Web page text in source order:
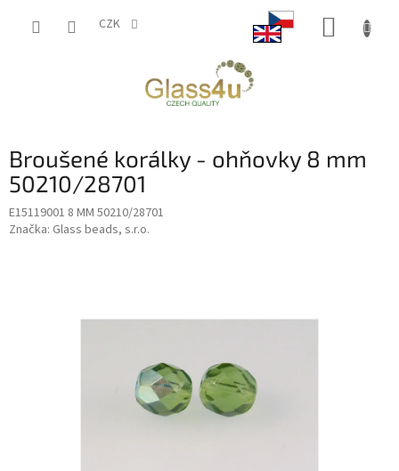
CZK
Broušené korálky - ohňovky 8 mm
50210/28701
E15119001 8 MM 50210/28701
Značka: Glass beads, s.r.o.